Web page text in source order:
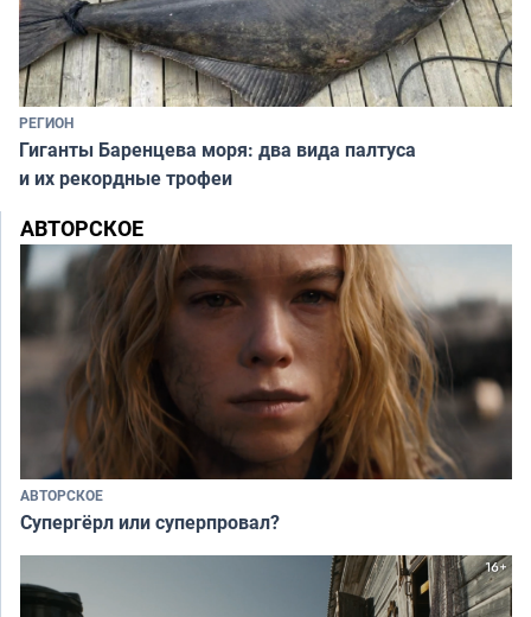
РЕГИОН
Гиганты Баренцева моря: два вида палтуса
и их рекордные трофеи
АВТОРСКОЕ
АВТОРСКОЕ
Супергёрл или суперпровал?